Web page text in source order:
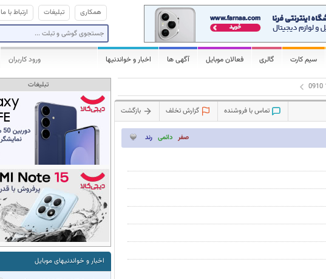
ارتباط با ما تبلیغات همکاری
سیم کارت گالری فعالان موبایل آگهی ها اخبار و خواندنیها ورود کاربران
تماس با فروشنده گزارش تخلف بازگشت
صفر دائمی رند
تبلیغات
اخبار و خواندنیهای موبایل